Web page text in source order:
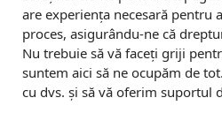
are experiența necesară pentru
proces, asigurându-ne că
Nu trebuie să vă faceți griji
suntem aici să ne ocupăm de
cu dvs. și să vă oferim suportul